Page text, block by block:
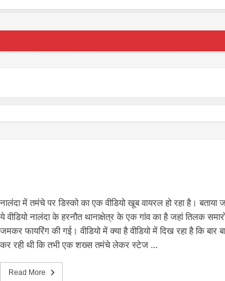
नालंदा में तमंचे पर डिस्को का एक वीडियो खूब वायरल हो रहा है। बताया
ये वीडियो नालंदा के हरनौत थानाक्षेत्र के एक गांव का है जहां तिलक
जमकर फायरिंग की गई। वीडियो में क्या है वीडियो में दिख रहा है कि बार
कर रही थी कि तभी एक शख्स तमंचे लेकर स्टेज …
Read More